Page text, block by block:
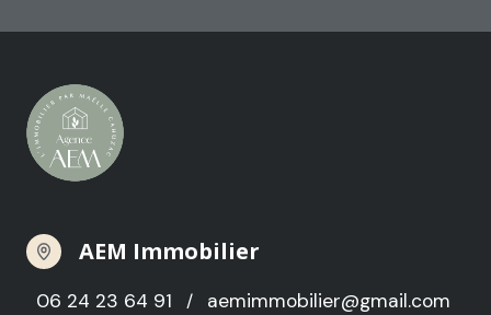
AEM Immobilier
06 24 23 64 91 / aemimmobilier@gmail.com